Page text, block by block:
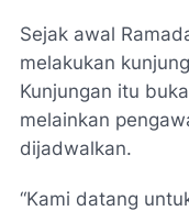
Sejak awal
melakukan
Kunjungan itu
melainkan
dijadwalkan.
“Kami datang